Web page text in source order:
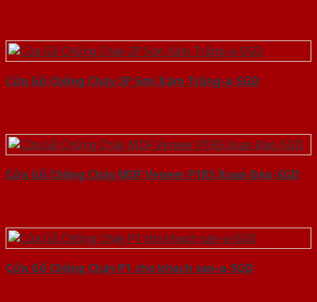
Cửa Gỗ Chống Cháy 2P Sơn Xám Trắng-a-SGD
Cửa Gỗ Chống Cháy MDF Veneer P1R5 Xoan Đào-SGD
Cửa Gỗ Chống Cháy P1 cho khach san-a-SGD